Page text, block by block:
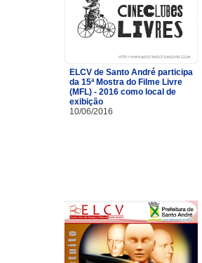
ELCV de Santo André participa
da 15ª Mostra do Filme Livre
(MFL) - 2016 como local de
exibição
10/06/2016